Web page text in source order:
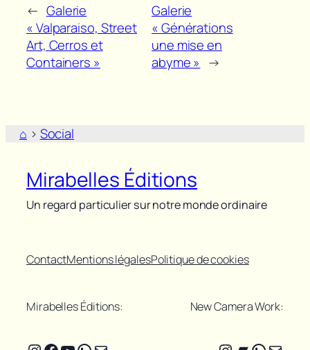
← Galerie
« Valparaiso, Street
Art, Cerros et
Containers »
Galerie
« Générations
une mise en
abyme » →
⌂ > Social
Mirabelles Éditions
Un regard particulier sur notre monde ordinaire
ContactMentions légalesPolitique de cookies
Mirabelles Éditions: New Camera Work: